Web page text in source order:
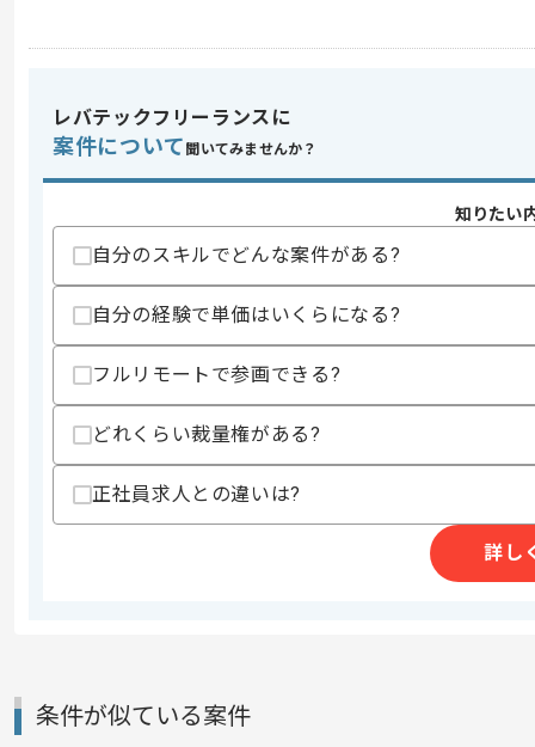
スキル
・CATIAの実務経験
・製造管理システム開発実務経験
スキルに不安がある方へ
その他募集要項
商談回数
レバテックでの実績がある企業の案件
今回はCATIA利用自動車設計領域シス
基本的には一部リモートでの作業を見込
レバテックフリーランスに
案件について 聞いてみませんか？
知りたい
自分のスキルでどんな案件がある?
自分の経験で単価はいくらになる?
フルリモートで参画できる?
どれくらい裁量権がある?
正社員求人との違いは?
詳し
条件が似ている案件